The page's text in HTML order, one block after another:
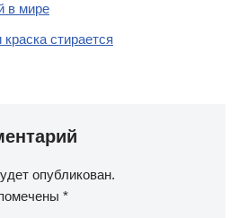
в мире
стирается
опубликован.
*